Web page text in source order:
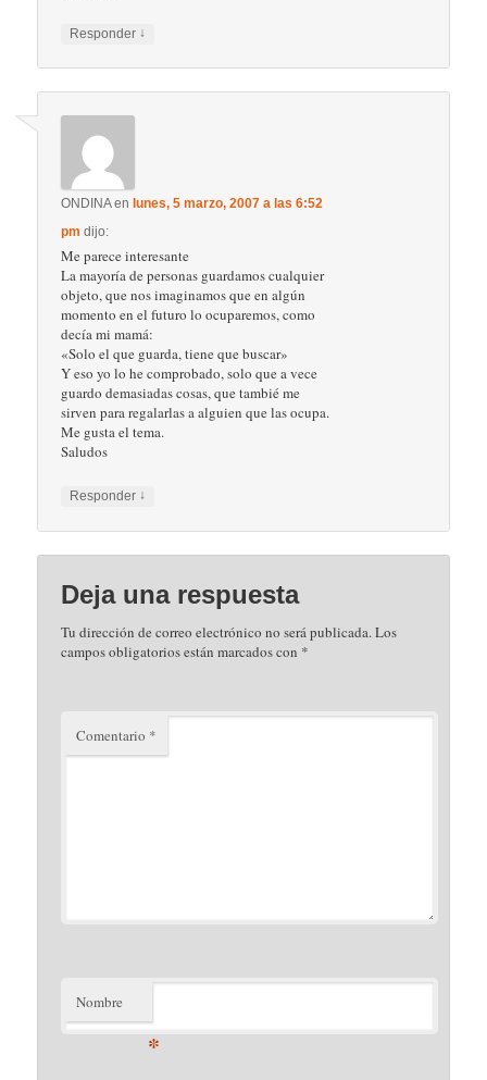
Responder ↓
ONDINAen lunes, 5 marzo, 2007 a las 6:52
pm dijo:
Me parece interesante
La mayoría de personas guardamos cualquier
objeto, que nos imaginamos que en algún
momento en el futuro lo ocuparemos, como
decía mi mamá:
«Solo el que guarda, tiene que buscar»
Y eso yo lo he comprobado, solo que a vece
guardo demasiadas cosas, que tambié me
sirven para regalarlas a alguien que las ocupa.
Me gusta el tema.
Saludos
Responder ↓
Deja una respuesta
Tu dirección de correo electrónico no será publicada.Los
campos obligatorios están marcados con *
Comentario *
Nombre
*